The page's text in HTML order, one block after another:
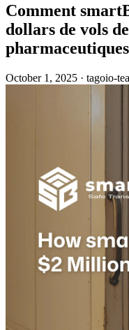
Comment
dollars de vols
pharmaceutiques
October 1, 2025 · tagoio-